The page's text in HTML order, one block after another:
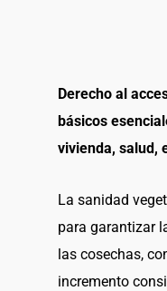
Derecho al
básicos
vivienda, salud,
La sanidad
para garantizar
las cosechas,
incremento